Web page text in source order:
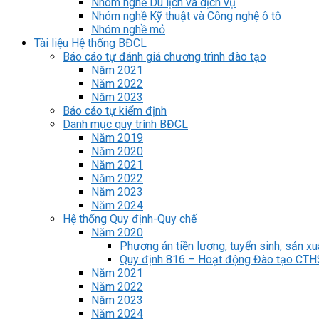
Nhóm nghề Kỹ thuật và Công nghệ ô tô
Nhóm nghề mỏ
Tài liệu Hệ thống BĐCL
Báo cáo tự đánh giá chương trình đào tạo
Năm 2021
Năm 2022
Năm 2023
Báo cáo tự kiểm định
Danh mục quy trình BĐCL
Năm 2019
Năm 2020
Năm 2021
Năm 2022
Năm 2023
Năm 2024
Hệ thống Quy định-Quy chế
Năm 2020
Phương án tiền lương, tuyển sinh, sản
Quy định 816 – Hoạt động Đào tạo
Năm 2021
Năm 2022
Năm 2023
Năm 2024